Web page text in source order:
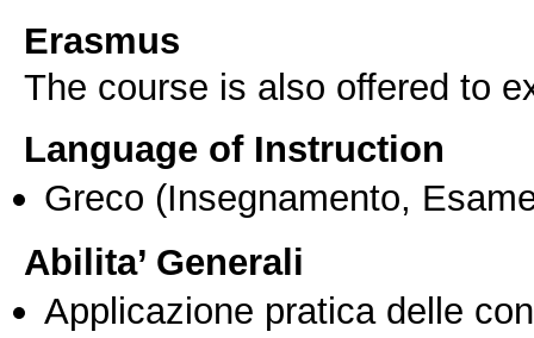
Erasmus
The course is also offered to
Language of Instruction
Greco (Insegnamento,
Abilita’ Generali
Applicazione pratica delle